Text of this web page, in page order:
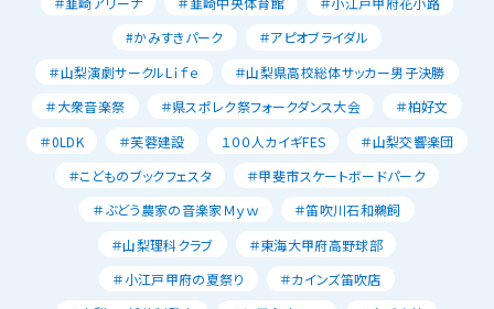
#かみすきパーク
＃アピオブライダル
＃山梨演劇サークルLｉｆｅ
＃山梨県高校総体サッカー男子決勝
＃大衆音楽祭
＃県スポレク祭フォークダンス大会
＃柏好文
＃0LDK
＃芙蓉建設 １００人カイギFES
＃山梨交響楽団
＃こどものブックフェスタ
＃甲斐市スケートボードパーク
＃ぶどう農家の音楽家Ｍｙｗ
＃笛吹川石和鵜飼
＃山梨理科クラブ
＃東海大甲府高野球部
＃小江戸甲府の夏祭り
＃カインズ笛吹店